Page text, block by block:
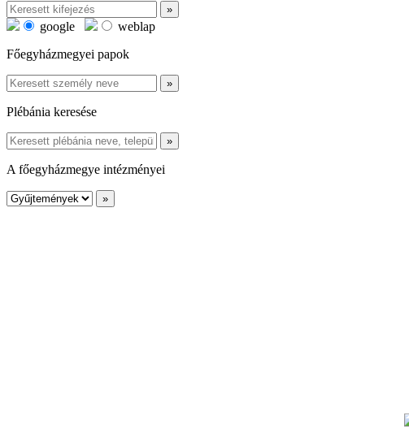
google
weblap
Főegyházmegyei papok
Plébánia keresése
A főegyházmegye intézményei